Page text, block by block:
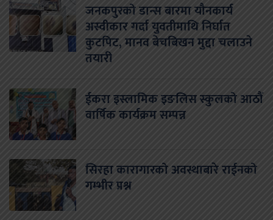
जनकपुरको डान्स बारमा यौनकार्य
अस्वीकार गर्दा युवतीमाथि निर्घात
कुटपिट, मानव बेचबिखन मुद्दा चलाउने
तयारी
ईकरा इस्लामिक इङलिस स्कुलको आठौं
वार्षिक कार्यक्रम सम्पन्न
सिरहा कारागारको अवस्थाबारे राईनको
गम्भीर प्रश्न